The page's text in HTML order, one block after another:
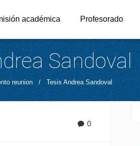
académica Profesorado
Sandoval
reunion / Tesis Andrea Sandoval
0